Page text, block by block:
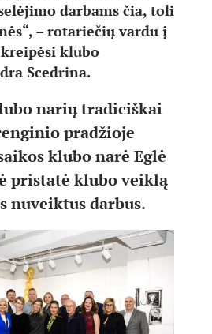
darbams čia, toli
– rotariečių vardu į
klubo
Scedrina.
narių tradiciškai
pradžioje
klubo narė Eglė
pristatė klubo veiklą
nuveiktus darbus.